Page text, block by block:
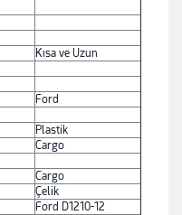
Kısa ve Uzun
Ford
Plastik
Cargo
Cargo
Çelik
Ford D1210-12